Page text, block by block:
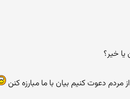
مردم دعوت كنیم بیان با ما مبارزه كنن